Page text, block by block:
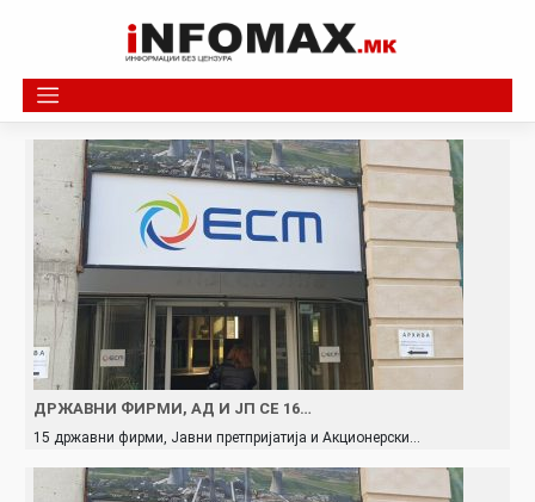
ДРЖАВНИ ФИРМИ, АД И ЈП СЕ 16…
15 државни фирми, Јавни претпријатија и Акционерски…